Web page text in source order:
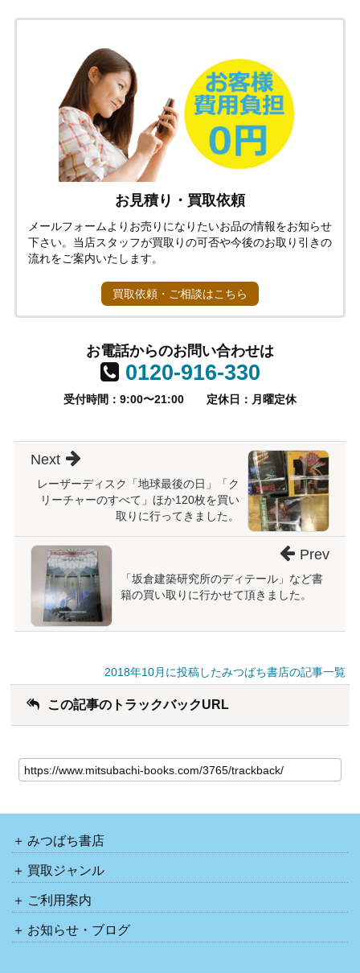
お見積り・買取依頼
メールフォームよりお売りになりたいお品の情報をお知らせ
下さい。当店スタッフが買取りの可否や今後のお取り引きの
流れをご案内いたします。
買取依頼・ご相談はこちら
お電話からのお問い合わせは
0120-916-330
受付時間：9:00〜21:00 定休日：月曜定休
レーザーディスク「地球最後の日」「ク
リーチャーのすべて」ほか120枚を買い
取りに行ってきました。
Next
「坂倉建築研究所のディテール」など書
籍の買い取りに行かせて頂きました。
Prev
2018年10月に投稿したみつばち書店の記事一覧
この記事のトラックバックURL
みつばち書店
買取ジャンル
ご利用案内
お知らせ・ブログ